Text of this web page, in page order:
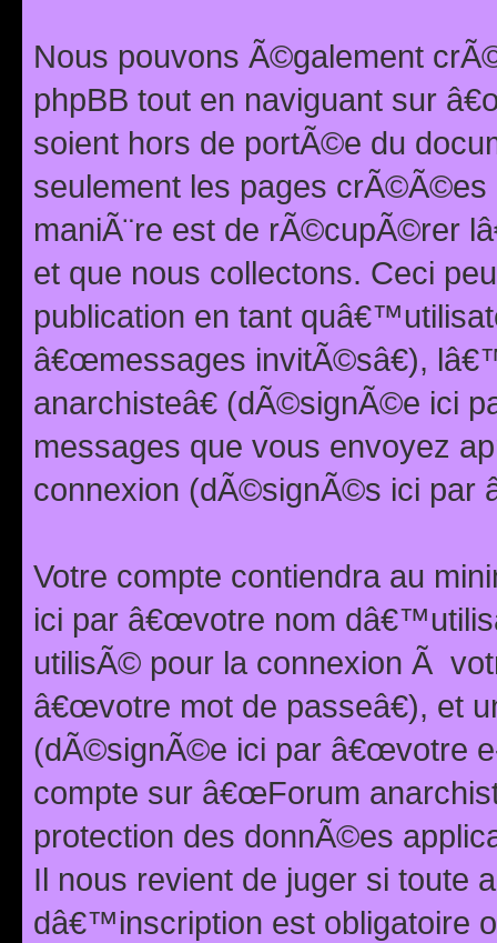
Nous pouvons Ã©galement
phpBB tout en naviguant sur
soient hors de portÃ©e du
seulement les pages
maniÃ¨re est de rÃ©cupÃ©rer
et que nous collectons. Ceci
publication en tant
â€œmessages invitÃ©sâ€),
anarchisteâ€ (dÃ©signÃ©e ici
messages que vous envoyez
connexion (dÃ©signÃ©s ici par
Votre compte contiendra au
ici par â€œvotre nom
utilisÃ© pour la connexion Ã
â€œvotre mot de passeâ€), et
(dÃ©signÃ©e ici par â€œvotre
compte sur â€œForum
protection des donnÃ©es
Il nous revient de juger si toute
dâ€™inscription est obligatoire